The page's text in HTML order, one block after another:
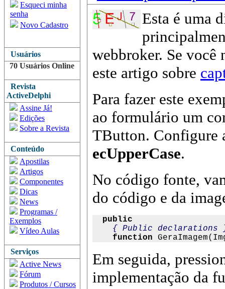
Esqueci minha
senha
Novo Cadastro
Usuários
70 Usuários Online
Revista
ActiveDelphi
Assine Já!
Edições
Sobre a Revista
Conteúdo
Apostilas
Artigos
Componentes
Dicas
News
Programas /
Exemplos
Vídeo Aulas
Serviços
Active News
Fórum
Produtos / Cursos
Esta é uma
webbroker. Se você
este artigo sobre
Para fazer este
ao formulário um
TButton. Configure
ecUpperCase.
No código fonte,
do código e da
public
{ Public declarations
function
Em seguida,
implementação da